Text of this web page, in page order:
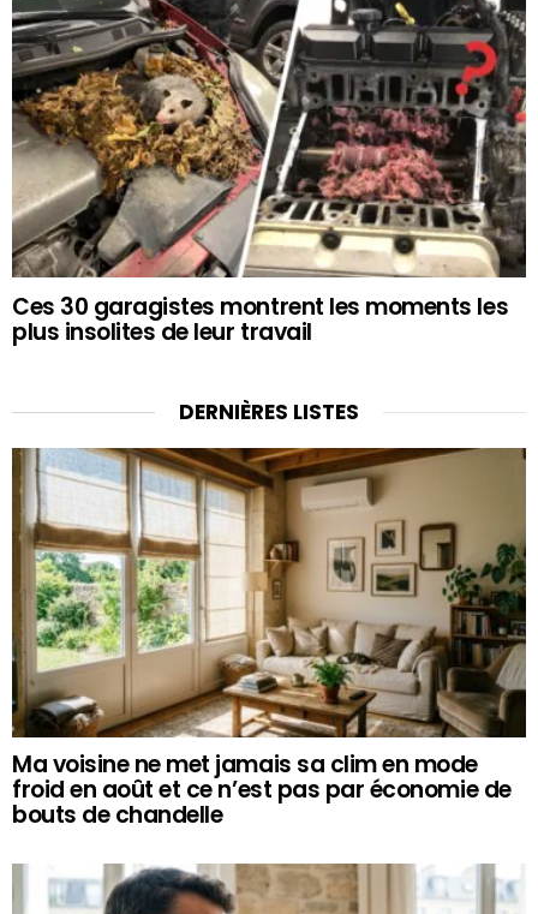
Ces 30 garagistes montrent les moments les
plus insolites de leur travail
DERNIÈRES LISTES
Ma voisine ne met jamais sa clim en mode
froid en août et ce n’est pas par économie de
bouts de chandelle